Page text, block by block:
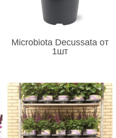
Microbiota Decussata от
1шт